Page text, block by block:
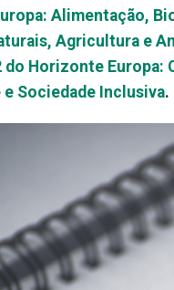
Alimentação,
Agricultura e
do Horizonte Europa:
Sociedade Inclusiva.